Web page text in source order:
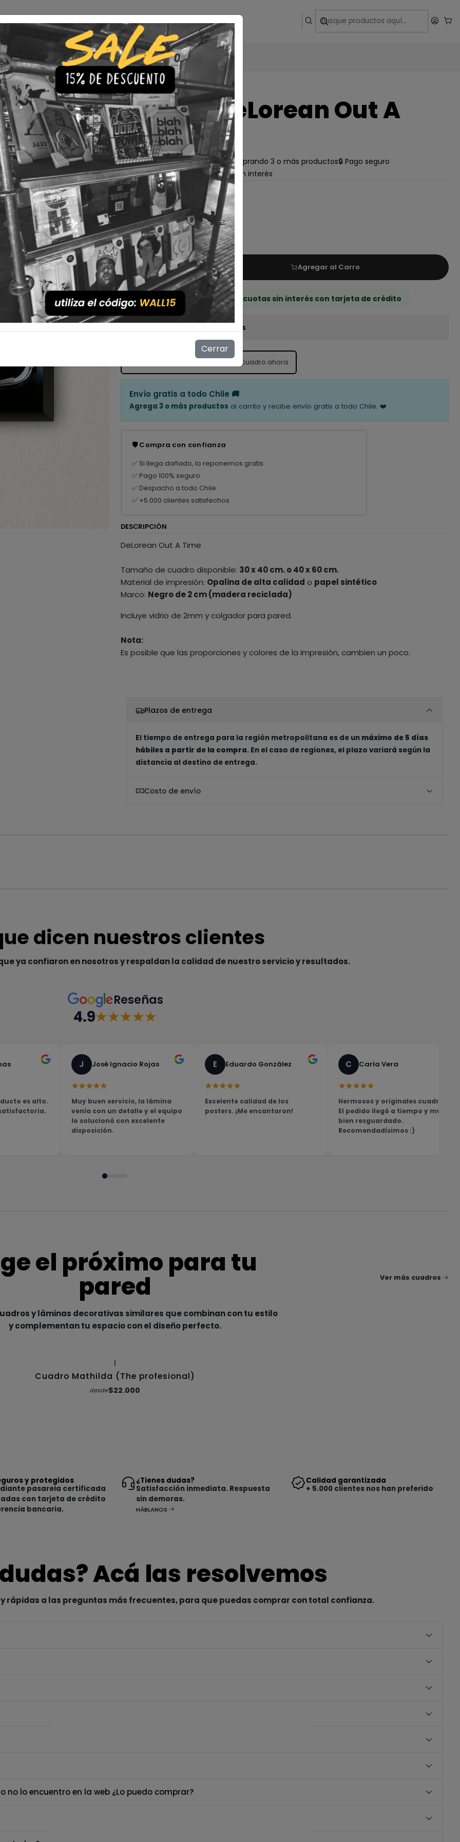
IluminaciónPrecios de cuadros & láminasPlazos de Entrega
|Cuadro DeLorean Out A
Time
🇨🇱 Envío gratis a todo Chile comprando 3 o más productos🔒 Pago seguro
💎 Calidad Premium
💳 3 Cuotas sin interés
TAMAÑO
30x40 40x60
LÁMINA
Con Marco Sin Marco
Cantidad
Agregar al Carro
💳 Compra ahora y paga en 3 cuotas sin interés con tarjeta de crédito
Mostrar stock de ubicaciones
personas están viendo este cuadro ahora
Envío gratis a todo Chile 🚚
Agrega 3 o más productos al carrito y recibe envío gratis a todo Chile. ❤️
🛡️ Compra con confianza
✅ Si llega dañado, lo reponemos gratis
✅ Pago 100% seguro
✅ Despacho a todo Chile
✅ +5.000 clientes satisfechos
DESCRIPCIÓN
DeLorean Out A Time
Tamaño de cuadro disponible: 30 x 40 cm. o 40 x 60 cm.
Material de impresión: Opalina de alta calidad o papel sintético
Marco: Negro de 2 cm (madera reciclada)
Incluye vidrio de 2mm y colgador para pared.
Nota:
Es posible que las proporciones y colores de la impresión, cambien un poco.
Plazos de entrega
El tiempo de entrega para la región metropolitana es de un máximo de 5 días
hábiles a partir de la compra. En el caso de regiones, el plazo variará según la
distancia al destino de entrega.
Costo de envío
dicen nuestros clientes
ya confiaron en nosotros y respaldan la calidad de nuestro servicio y resultados.
Reseñas
4.9★★★★★
es alto.
J José Ignacio Rojas
★★★★★
Muy buen servicio, la lámina
venía con un detalle y el equipo
lo solucionó con excelente
disposición.
E Eduardo González
★★★★★
Excelente calidad de los
posters. ¡Me encantaron!
C Carla Vera
★★★★★
Hermosos y originales cuadros!
El pedido llegó a tiempo y muy
bien resguardado.
Recomendadísimos :)
el próximo para tu
pared
y láminas decorativas similares que combinan con tu estilo
y complementan tu espacio con el diseño perfecto.
Ver más cuadros
Cuadro Mathilda (The profesional)
desde$22.000
y protegidos
pasarela certificada
con tarjeta de crédito
bancaria.
¿Tienes dudas?
Satisfacción inmediata. Respuesta
sin demoras.
HÁBLANOS
Calidad garantizada
+ 5.000 clientes nos han preferido
Acá las resolvemos
rápidas a las preguntas más frecuentes, para que puedas comprar con total confianza.
lo encuentro en la web ¿Lo puedo comprar?
Cerrar